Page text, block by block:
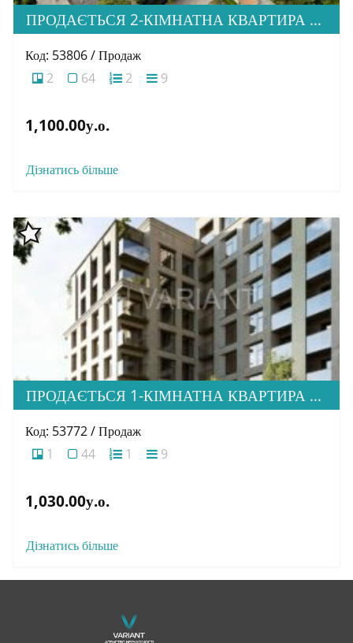
ПРОДАЄТЬСЯ 2-КІМНАТНА КВАРТИРА В НОВОМУ ЖК “ДІМ ДРУГЕТІВ”
Код: 53806 / Продаж
2
64 2 9
1,100.00у.о.
Дізнатись більше
ПРОДАЄТЬСЯ 1-КІМНАТНА КВАРТИРА В НОВОМУ ЖК “ДІМ ДРУГЕТІВ”
Код: 53772 / Продаж
1
44 1 9
1,030.00у.о.
Дізнатись більше